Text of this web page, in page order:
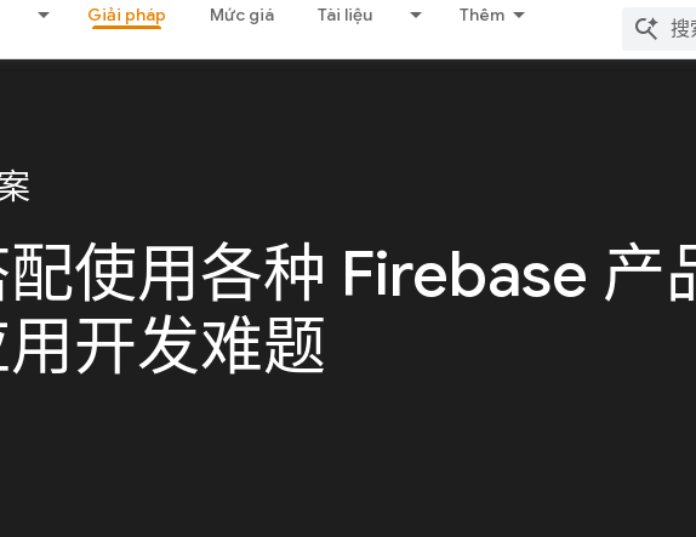
Giải pháp Mức giá Tài liệu Thêm
使用各种 Firebase 产
开发难题